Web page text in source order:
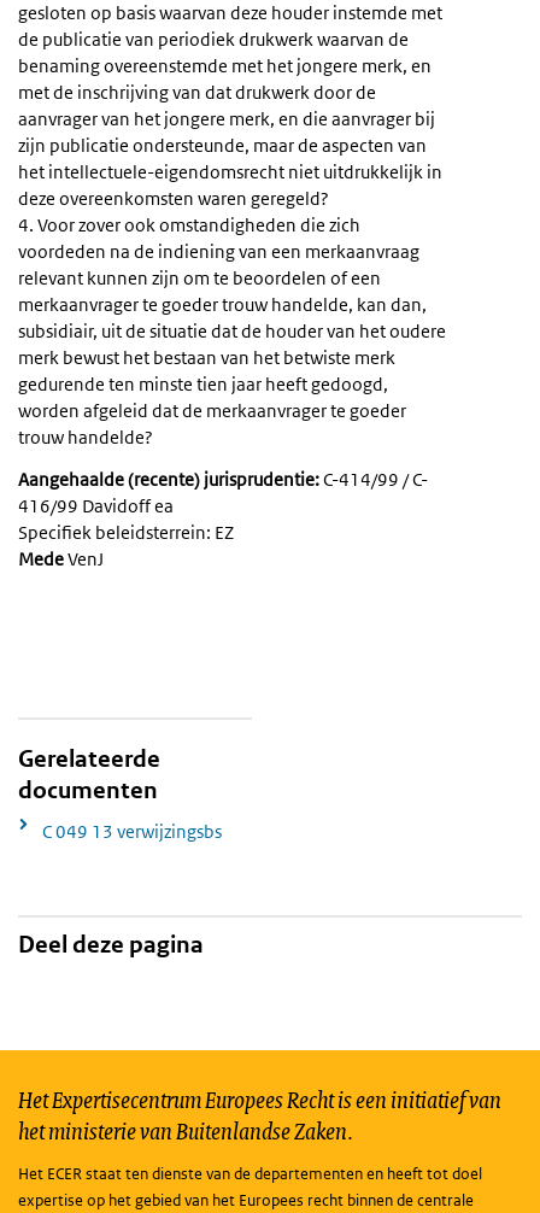
gesloten op basis waarvan deze houder instemde met
de publicatie van periodiek drukwerk waarvan de
benaming overeenstemde met het jongere merk, en
met de inschrijving van dat drukwerk door de
aanvrager van het jongere merk, en die aanvrager bij
zijn publicatie ondersteunde, maar de aspecten van
het intellectuele-eigendomsrecht niet uitdrukkelijk in
deze overeenkomsten waren geregeld?
4. Voor zover ook omstandigheden die zich
voordeden na de indiening van een merkaanvraag
relevant kunnen zijn om te beoordelen of een
merkaanvrager te goeder trouw handelde, kan dan,
subsidiair, uit de situatie dat de houder van het oudere
merk bewust het bestaan van het betwiste merk
gedurende ten minste tien jaar heeft gedoogd,
worden afgeleid dat de merkaanvrager te goeder
trouw handelde?
Aangehaalde (recente) jurisprudentie:C-414/99 / C-
416/99 Davidoff ea
Specifiek beleidsterrein: EZ
MedeVenJ
Gerelateerde
documenten
C 049 13 verwijzingsbs
Deel deze pagina
Het Expertisecentrum Europees Recht is een initiatief van
het ministerie van Buitenlandse Zaken.
Het ECER staat ten dienste van de departementen en heeft tot doel
expertise op het gebied van het Europees recht binnen de centrale